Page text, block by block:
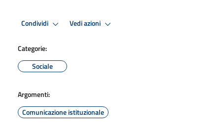
Condividi Vedi azioni
Categorie:
Sociale
Argomenti:
Comunicazione istituzionale